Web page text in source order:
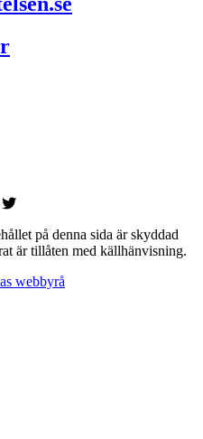
på denna sida är skyddad
är tillåten med källhänvisning.
webbyrå